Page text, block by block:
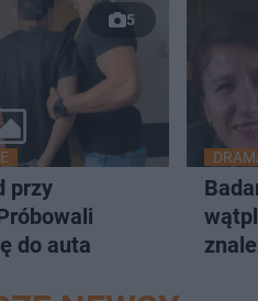
5
przy
do auta